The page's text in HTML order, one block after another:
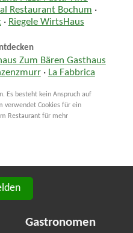
Restaurant Bochum ·
· Riegele WirtsHaus
Zum Bären Gasthaus
· La Fabbrica
Es besteht kein Anspruch auf
verwendet Cookies für ein
Restaurant für mehr
Gastronomen